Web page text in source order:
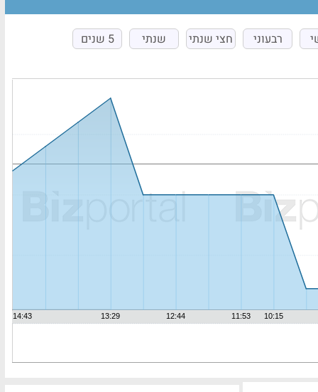
רבעוני חצי שנתי שנתי 5 שנים